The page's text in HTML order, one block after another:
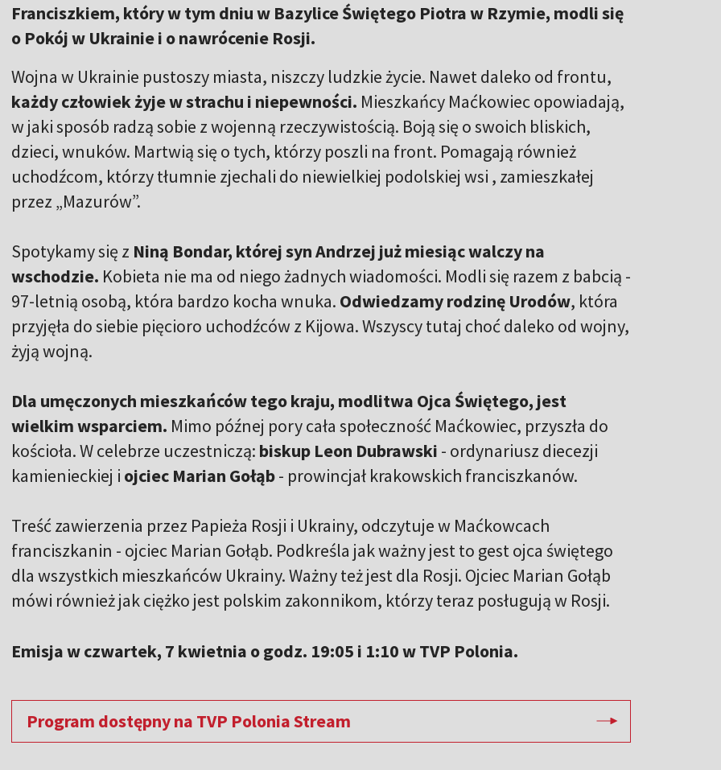
Franciszkiem, który w tym dniu w Bazylice Świętego Piotra w Rzymie, modli się
o Pokój w Ukrainie i o nawrócenie Rosji.
Wojna w Ukrainie pustoszy miasta, niszczy ludzkie życie. Nawet daleko od frontu,
każdy człowiek żyje w strachu i niepewności. Mieszkańcy Maćkowiec opowiadają,
w jaki sposób radzą sobie z wojenną rzeczywistością. Boją się o swoich bliskich,
dzieci, wnuków. Martwią się o tych, którzy poszli na front. Pomagają również
uchodźcom, którzy tłumnie zjechali do niewielkiej podolskiej wsi , zamieszkałej
przez „Mazurów”.
Spotykamy się z Niną Bondar, której syn Andrzej już miesiąc walczy na
wschodzie. Kobieta nie ma od niego żadnych wiadomości. Modli się razem z babcią -
97-letnią osobą, która bardzo kocha wnuka. Odwiedzamy rodzinę Urodów, która
przyjęła do siebie pięcioro uchodźców z Kijowa. Wszyscy tutaj choć daleko od wojny,
żyją wojną.
Dla umęczonych mieszkańców tego kraju, modlitwa Ojca Świętego, jest
wielkim wsparciem. Mimo późnej pory cała społeczność Maćkowiec, przyszła do
kościoła. W celebrze uczestniczą: biskup Leon Dubrawski - ordynariusz diecezji
kamienieckiej i ojciec Marian Gołąb- prowincjał krakowskich franciszkanów.
Treść zawierzenia przez Papieża Rosji i Ukrainy, odczytuje w Maćkowcach
franciszkanin - ojciec Marian Gołąb. Podkreśla jak ważny jest to gest ojca świętego
dla wszystkich mieszkańców Ukrainy. Ważny też jest dla Rosji. Ojciec Marian Gołąb
mówi również jak ciężko jest polskim zakonnikom, którzy teraz posługują w Rosji.
Emisja w czwartek, 7 kwietnia o godz. 19:05 i 1:10 w TVP Polonia.
Program dostępny na TVP Polonia Stream